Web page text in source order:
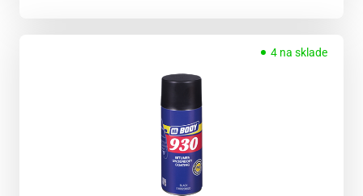
4 na sklade